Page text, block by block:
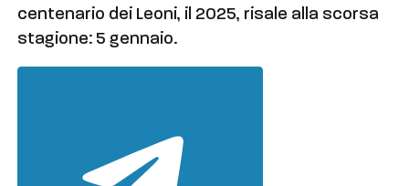
centenario dei Leoni, il 2025, risale alla scorsa
stagione: 5 gennaio.